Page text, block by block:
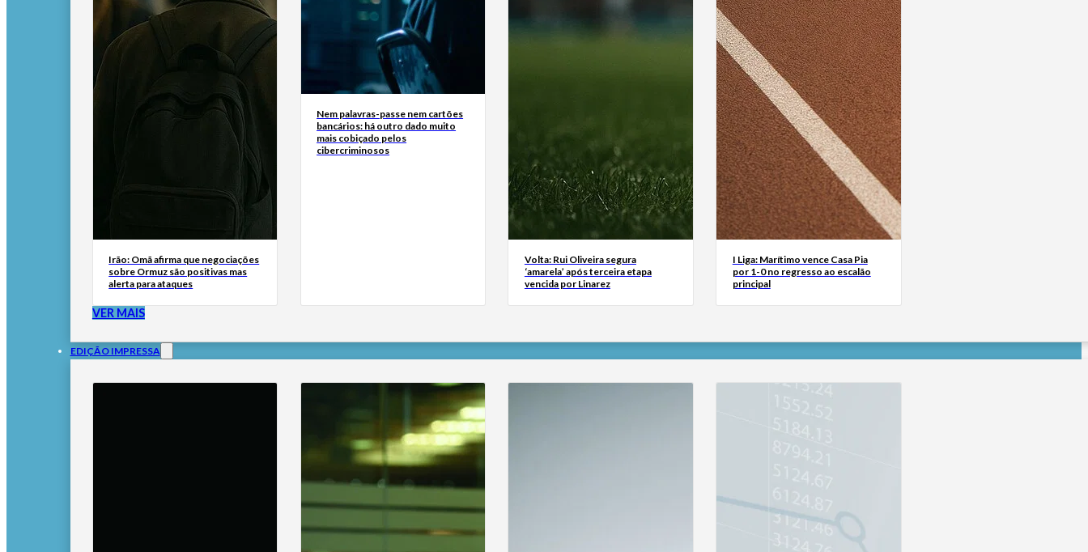
Irão: Omã afirma que negociações
sobre Ormuz são positivas mas
alerta para ataques
Nem palavras-passe nem cartões
bancários: há outro dado muito
mais cobiçado pelos
cibercriminosos
Volta: Rui Oliveira segura
‘amarela’ após terceira etapa
vencida por Linarez
I Liga: Marítimo vence Casa Pia
por 1-0 no regresso ao escalão
principal
VER MAIS
EDIÇÃO IMPRESSA